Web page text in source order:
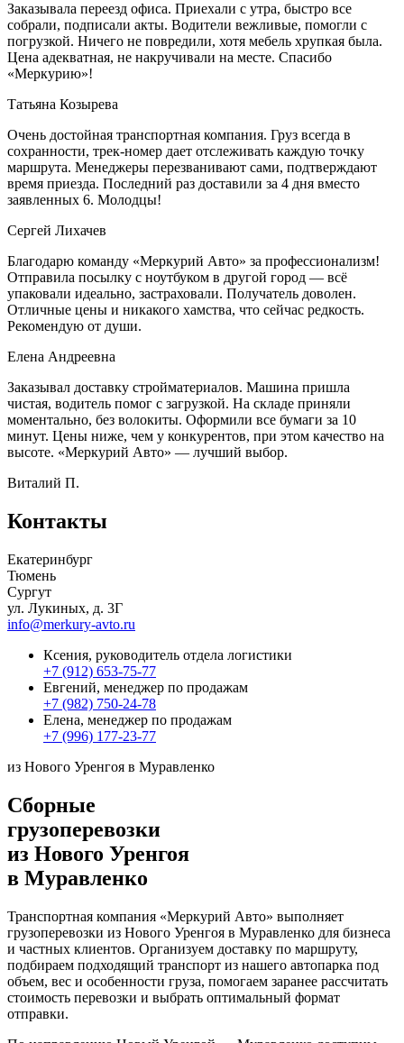
Заказывала переезд офиса. Приехали с утра, быстро все
собрали, подписали акты. Водители вежливые, помогли с
погрузкой. Ничего не повредили, хотя мебель хрупкая была.
Цена адекватная, не накручивали на месте. Спасибо
«Меркурию»!
Татьяна Козырева
Очень достойная транспортная компания. Груз всегда в
сохранности, трек-номер дает отслеживать каждую точку
маршрута. Менеджеры перезванивают сами, подтверждают
время приезда. Последний раз доставили за 4 дня вместо
заявленных 6. Молодцы!
Сергей Лихачев
Благодарю команду «Меркурий Авто» за профессионализм!
Отправила посылку с ноутбуком в другой город — всё
упаковали идеально, застраховали. Получатель доволен.
Отличные цены и никакого хамства, что сейчас редкость.
Рекомендую от души.
Елена Андреевна
Заказывал доставку стройматериалов. Машина пришла
чистая, водитель помог с загрузкой. На складе приняли
моментально, без волокиты. Оформили все бумаги за 10
минут. Цены ниже, чем у конкурентов, при этом качество на
высоте. «Меркурий Авто» — лучший выбор.
Виталий П.
Контакты
Екатеринбург
Тюмень
Сургут
ул. Лукиных, д. 3Г
info@merkury-avto.ru
Ксения, руководитель отдела логистики
+7 (912) 653-75-77
Евгений, менеджер по продажам
+7 (982) 750-24-78
Елена, менеджер по продажам
+7 (996) 177-23-77
из Нового Уренгоя в Муравленко
Сборные
грузоперевозки
из Нового Уренгоя
в Муравленко
Транспортная компания «Меркурий Авто» выполняет
грузоперевозки из Нового Уренгоя в Муравленко для бизнеса
и частных клиентов. Организуем доставку по маршруту,
подбираем подходящий транспорт из нашего автопарка под
объем, вес и особенности груза, помогаем заранее рассчитать
стоимость перевозки и выбрать оптимальный формат
отправки.